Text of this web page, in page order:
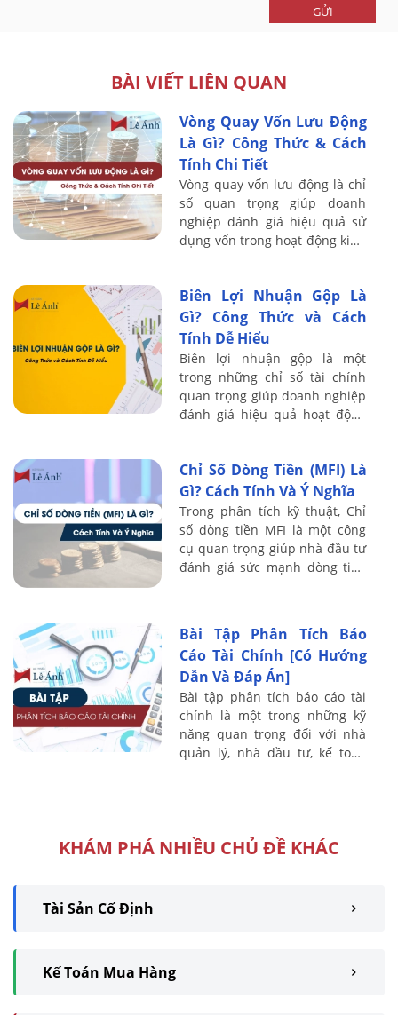
GỬI
BÀI VIẾT LIÊN QUAN
Vòng Quay Vốn Lưu Động
Là Gì? Công Thức & Cách
Tính Chi Tiết
Vòng quay vốn lưu động là chỉ
số quan trọng giúp doanh
nghiệp đánh giá hiệu quả sử
dụng vốn trong hoạt động kinh
doanh ...
Biên Lợi Nhuận Gộp Là
Gì? Công Thức và Cách
Tính Dễ Hiểu
Biên lợi nhuận gộp là một
trong những chỉ số tài chính
quan trọng giúp doanh nghiệp
đánh giá hiệu quả hoạt động
nghiệp ...
Chỉ Số Dòng Tiền (MFI) Là
Gì? Cách Tính Và Ý Nghĩa
Trong phân tích kỹ thuật, Chỉ
số dòng tiền MFI là một công
cụ quan trọng giúp nhà đầu tư
đánh giá sức mạnh dòng tiền
Bài Tập Phân Tích Báo
Cáo Tài Chính [Có Hướng
Dẫn Và Đáp Án]
Bài tập phân tích báo cáo tài
chính là một trong những kỹ
năng quan trọng đối với nhà
quản lý, nhà đầu tư, kế toán
KHÁM PHÁ NHIỀU CHỦ ĐỀ KHÁC
Tài Sản Cố Định
Kế Toán Mua Hàng